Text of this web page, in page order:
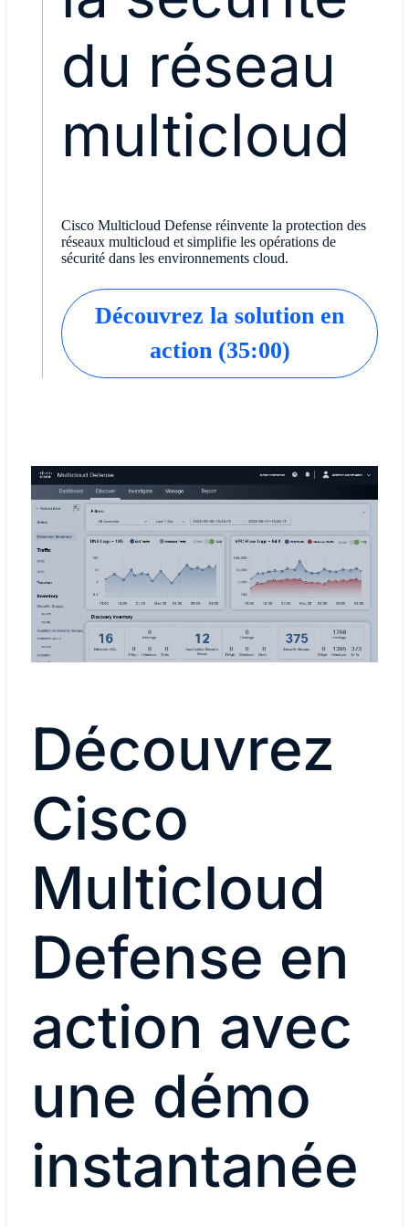
du réseau
multicloud
Cisco Multicloud Defense réinvente la protection des
réseaux multicloud et simplifie les opérations de
sécurité dans les environnements cloud.
Découvrez la solution en
action (35:00)
Découvrez
Cisco
Multicloud
Defense en
action avec
une démo
instantanée